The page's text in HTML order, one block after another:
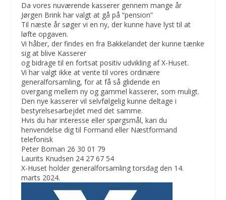
Da vores nuværende kasserer gennem mange år
Jørgen Brink har valgt at gå på “pension”
Til næste år søger vi en ny, der kunne have lyst til at
løfte opgaven.
Vi håber, der findes en fra Bakkelandet der kunne tænke
sig at blive Kasserer
og bidrage til en fortsat positiv udvikling af X-Huset.
Vi har valgt ikke at vente til vores ordinære
generalforsamling, for at få så glidende en
overgang mellem ny og gammel kasserer, som muligt.
Den nye kasserer vil selvfølgelig kunne deltage i
bestyrelsesarbejdet med det samme.
Hvis du har interesse eller spørgsmål, kan du
henvendelse dig til Formand eller Næstformand
telefonisk
Peter Boman 26 30 01 79
Laurits Knudsen 24 27 67 54
X-Huset holder generalforsamling torsdag den 14.
marts 2024.